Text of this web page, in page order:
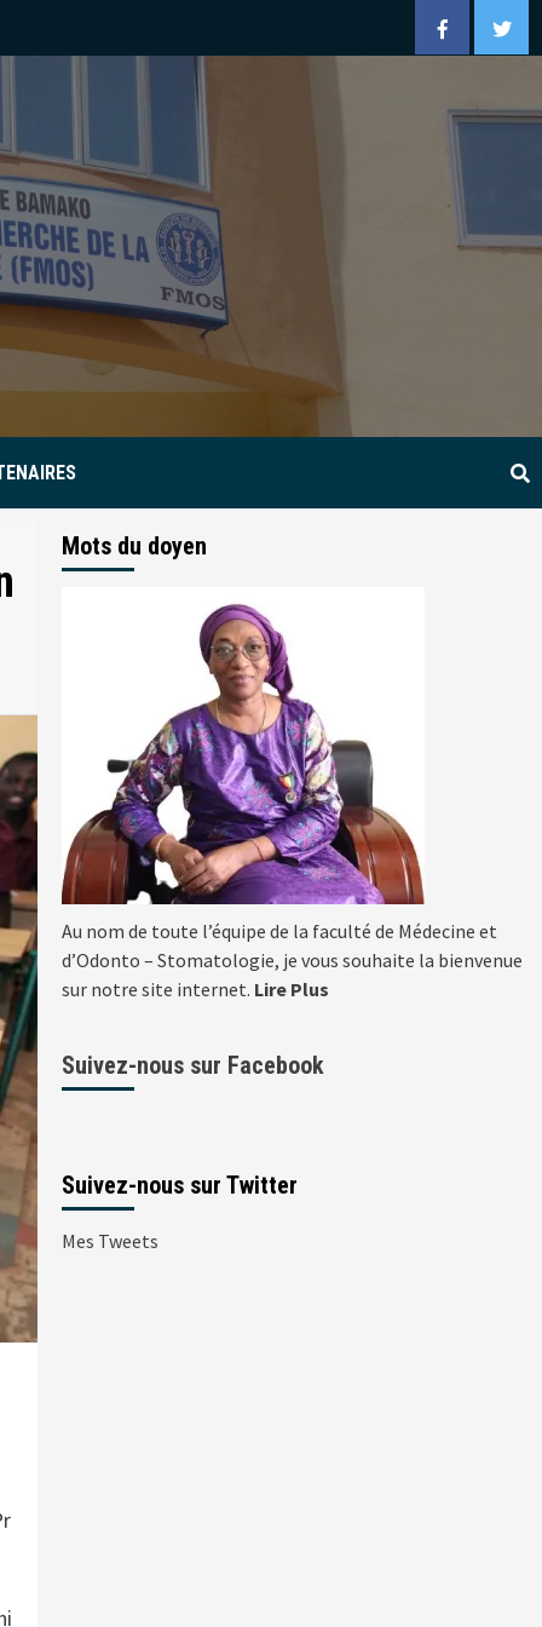
Facebook
Mots du doyen
Au nom de toute l’équipe de la faculté de Médecine et
d’Odonto – Stomatologie, je vous souhaite la bienvenue
sur notre site internet. Lire Plus
Suivez-nous sur Facebook
Suivez-nous sur Twitter
Mes Tweets